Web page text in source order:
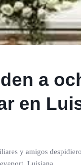
a
en
y amigos